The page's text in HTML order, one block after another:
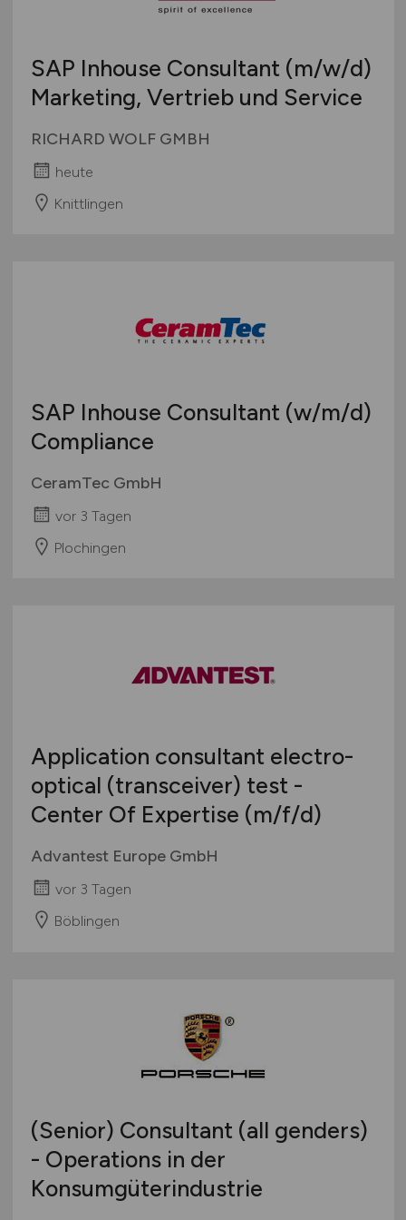
SAP Inhouse Consultant (m/w/d)
Marketing, Vertrieb und Service
RICHARD WOLF GMBH
heute
Knittlingen
SAP Inhouse Consultant (w/m/d)
Compliance
CeramTec GmbH
vor 3 Tagen
Plochingen
Application consultant electro-
optical (transceiver) test -
Center Of Expertise (m/f/d)
Advantest Europe GmbH
vor 3 Tagen
Böblingen
(Senior) Consultant (all genders)
- Operations in der
Konsumgüterindustrie